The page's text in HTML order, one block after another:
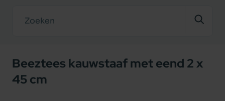
Beeztees kauwstaaf met eend 2 x
45 cm